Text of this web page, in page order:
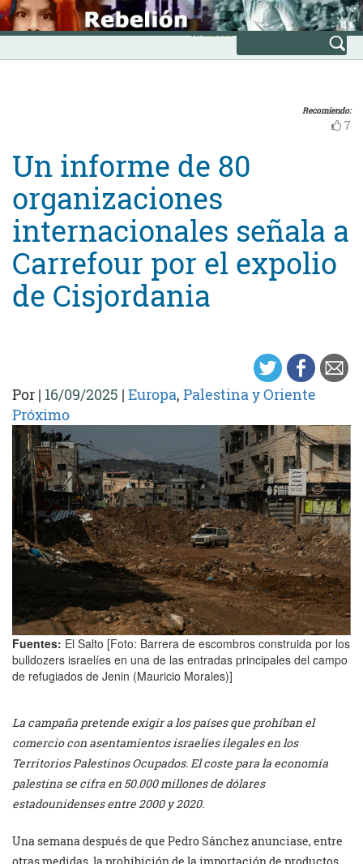
Skip
to
content
INICIO
Avanzada
Recomiendo:
7
Un informe de 80
organizaciones
internacionales señala a
Carrefour por el expolio
de Cisjordania
Por | 16/09/2025 | Europa, Palestina y Oriente
Próximo
Fuentes: El Salto [Foto: Barrera de escombros construida por los
bulldozers israelíes en una de las entradas principales del campo
de refugiados de Jenin (Mauricio Morales)]
La campaña pretende exigir a los países que prohíban el
comercio con asentamientos israelíes ilegales en los
Territorios Palestinos Ocupados. El coste para la economía
palestina se cifra en 50.000 millones de dólares
estadounidenses entre 2000 y 2020.
Una semana después de que Pedro Sánchez anunciase, entre